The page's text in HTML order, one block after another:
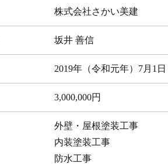
株式会社さかい美建
坂井 善信
2019年（令和元年）7月1日
3,000,000円
外壁・屋根塗装工事
内装塗装工事
防水工事